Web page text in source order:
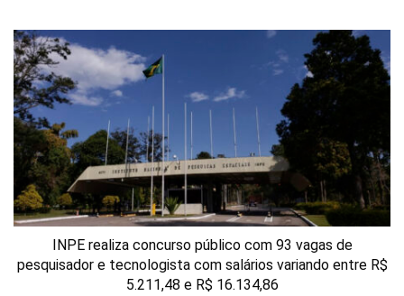
INPE realiza concurso público com 93 vagas de
pesquisador e tecnologista com salários variando entre R$
5.211,48 e R$ 16.134,86